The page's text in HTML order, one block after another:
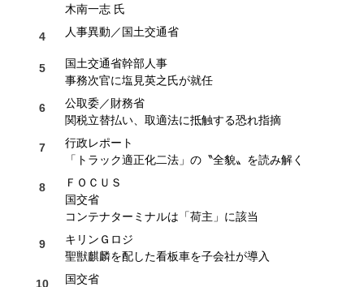
木南一志 氏
人事異動／国土交通省
国土交通省幹部人事
事務次官に塩見英之氏が就任
公取委／財務省
関税立替払い、取適法に抵触する恐れ指摘
行政レポート
「トラック適正化二法」の〝全貌〟を読み解く
ＦＯＣＵＳ
国交省
コンテナターミナルは「荷主」に該当
キリンＧロジ
聖獣麒麟を配した看板車を子会社が導入
国交省